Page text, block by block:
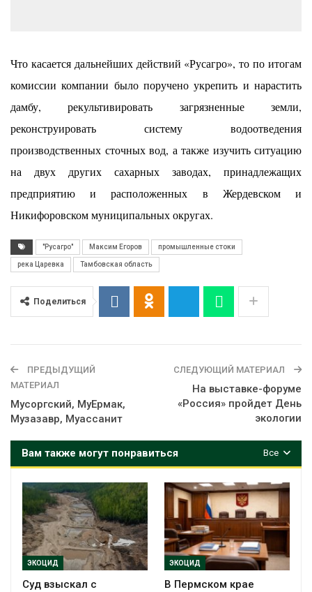
Что касается дальнейших действий «Русагро», то по итогам
комиссии компании было поручено укрепить и нарастить
дамбу, рекультивировать загрязненные земли,
реконструировать систему водоотведения
производственных сточных вод, а также изучить ситуацию
на двух других сахарных заводах, принадлежащих
предприятию и расположенных в Жердевском и
Никифоровском муниципальных округах.
"Русагро" Максим Егоров промышленные стоки
река Царевка Тамбовская область
Поделиться
ПРЕДЫДУЩИЙ
МАТЕРИАЛ
Мусоргский, МуЕрмак,
Музазавр, Муассанит
СЛЕДУЮЩИЙ МАТЕРИАЛ
На выставке-форуме
«Россия» пройдет День
экологии
Все
Вам также могут понравиться
ЭКОЦИД
Суд взыскал с
ЭКОЦИД
В Пермском крае